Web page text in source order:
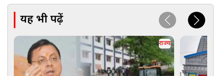
यह भी पढ़ें
राज्य